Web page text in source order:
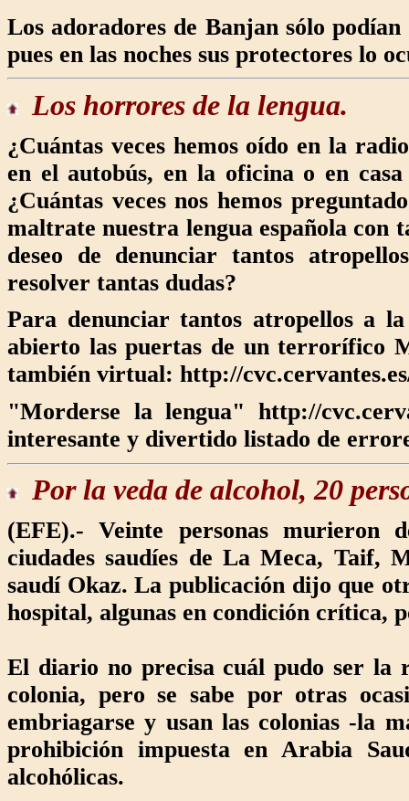
Los adoradores de Banjan sólo
pues en las noches sus protectores lo
Los horrores de la lengua.
¿Cuántas veces hemos oído en la
en el autobús, en la oficina o en
¿Cuántas veces nos hemos
maltrate nuestra lengua española con
deseo de denunciar tantos
resolver tantas dudas?
Para denunciar tantos atropellos a
abierto las puertas de un terrorífico
también virtual: http://
"Morderse la lengua" http://
interesante y divertido listado de
Por la veda de alcohol, 20
(EFE).- Veinte personas murieron
ciudades saudíes de La Meca, Taif,
saudí Okaz. La publicación dijo que
hospital, algunas en condición crítica,
El diario no precisa cuál pudo ser la
colonia, pero se sabe por otras
embriagarse y usan las colonias -la
prohibición impuesta en Arabia
alcohólicas.